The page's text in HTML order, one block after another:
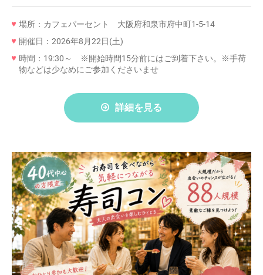
場所：カフェパーセント 大阪府和泉市府中町1-5-14
開催日：2026年8月22日(土)
時間：19:30～ ※開始時間15分前にはご到着下さい。※手荷
物などは少なめにご参加くださいませ
詳細を見る